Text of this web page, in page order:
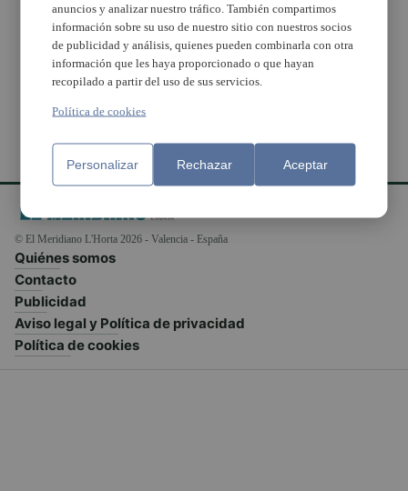
Los alumnos del
Gonzalo Anaya de
Xirivella corren por la
salud
© El Meridiano L'Horta 2026 - Valencia - España
Quiénes somos
Contacto
Publicidad
Aviso legal y Política de privacidad
Política de cookies
anuncios y analizar nuestro tráfico. También compartimos
información sobre su uso de nuestro sitio con nuestros socios
de publicidad y análisis, quienes pueden combinarla con otra
información que les haya proporcionado o que hayan
recopilado a partir del uso de sus servicios.
Política de cookies
Personalizar Rechazar Aceptar